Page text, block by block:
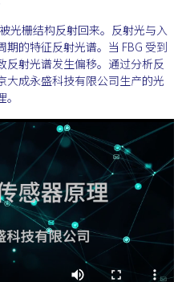
光栅结构反射回来。反射光与入
的特征反射光谱。当 FBG 受到
反射光谱发生偏移。通过分析反
大成永盛科技有限公司生产的光